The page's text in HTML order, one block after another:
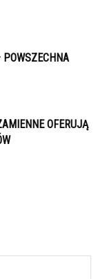
OFERUJĄ